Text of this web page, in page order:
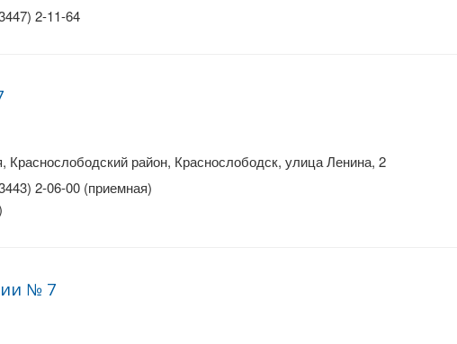
2-11-64
Краснослободский район, Краснослободск, улица Ленина, 2
2-06-00 (приемная)
№ 7